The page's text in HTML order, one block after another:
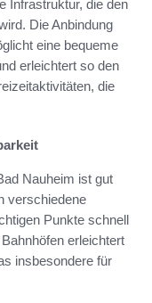
Infrastruktur, die den
Die Anbindung
eine bequeme
erleichtert so den
die
Nauheim ist gut
verschiedene
Punkte schnell
erleichtert
insbesondere für